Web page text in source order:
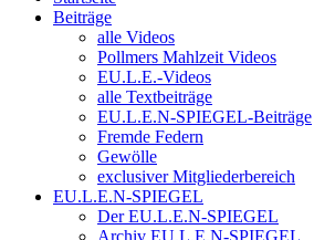
Beiträge
alle Videos
Pollmers Mahlzeit Videos
EU.L.E.-Videos
alle Textbeiträge
EU.L.E.N-SPIEGEL-Beiträge
Fremde Federn
Gewölle
exclusiver Mitgliederbereich
EU.L.E.N-SPIEGEL
Der EU.L.E.N-SPIEGEL